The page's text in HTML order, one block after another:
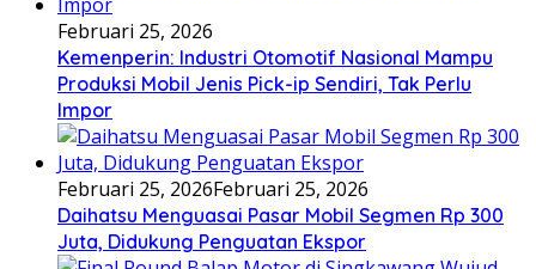
Februari 25, 2026
Kemenperin: Industri Otomotif Nasional Mampu
Produksi Mobil Jenis Pick-ip Sendiri, Tak Perlu
Impor
Februari 25, 2026Februari 25, 2026
Daihatsu Menguasai Pasar Mobil Segmen Rp 300
Juta, Didukung Penguatan Ekspor